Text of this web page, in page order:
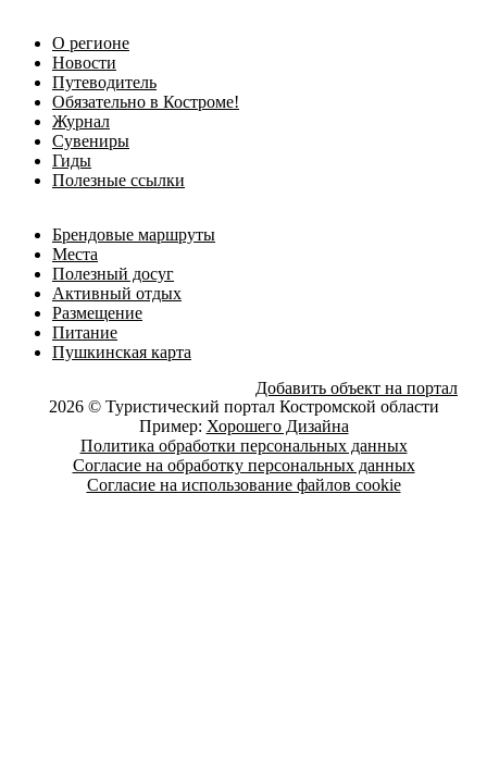
О регионе
Новости
Путеводитель
Обязательно в Костроме!
Журнал
Сувениры
Гиды
Полезные ссылки
Брендовые маршруты
Места
Полезный досуг
Активный отдых
Размещение
Питание
Пушкинская карта
Добавить объект на портал
2026 © Туристический портал Костромской области
Пример: Хорошего Дизайна
Политика обработки персональных данных
Согласие на обработку персональных данных
Согласие на использование файлов cookie